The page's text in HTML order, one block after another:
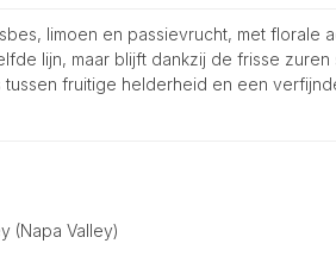
limoen en passievrucht, met florale
lijn, maar blijft dankzij de frisse
fruitige helderheid en een
(Napa Valley)